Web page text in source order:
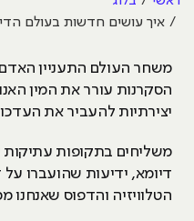
איך עושים חדשות בעולם הדיגיטל של 2018? –
משחר העולם התעניין
הסקרנות עורר את המין
יצירתיות להעביר את
משליחים בתקופות עתיקות
דיומא, ידיעות שהועברו על
הטלוויזיה והדפוס שאנחנו